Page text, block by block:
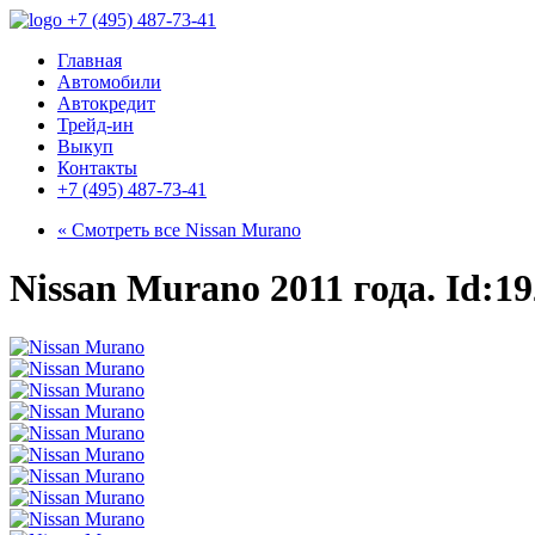
+7 (495) 487-73-41
Главная
Автомобили
Автокредит
Трейд-ин
Выкуп
Контакты
+7 (495) 487-73-41
« Смотреть все Nissan Murano
Nissan Murano 2011 года.